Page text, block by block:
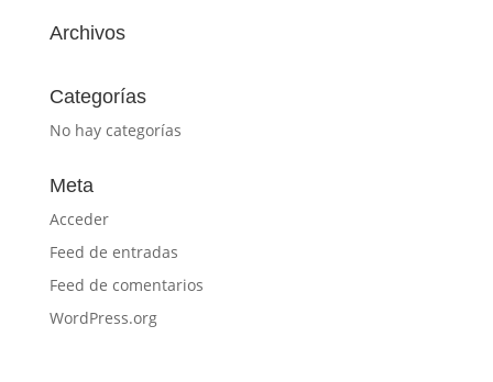
Archivos
Categorías
No hay categorías
Meta
Acceder
Feed de entradas
Feed de comentarios
WordPress.org